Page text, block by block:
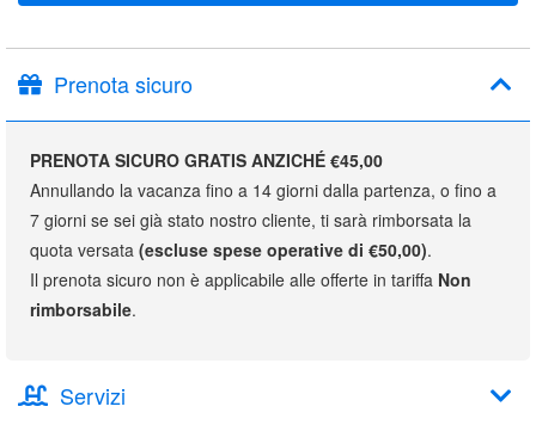
Prenota sicuro
PRENOTA SICURO GRATIS ANZICHÉ €45,00
Annullando la vacanza fino a 14 giorni dalla partenza, o fino a
7 giorni se sei già stato nostro cliente, ti sarà rimborsata la
quota versata (escluse spese operative di €50,00).
Il prenota sicuro non è applicabile alle offerte in tariffa Non
rimborsabile.
Servizi